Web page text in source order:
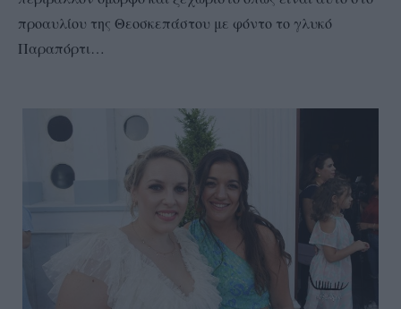
προαυλίου της Θεοσκεπάστου με φόντο το γλυκό
Παραπόρτι…